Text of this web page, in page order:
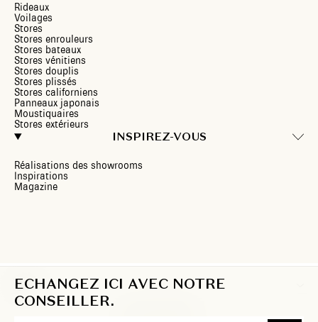
ECHANGEZ ICI AVEC NOTRE
CONSEILLER.
Rideaux
Voilages
Stores
Stores enrouleurs
Stores bateaux
Stores vénitiens
Stores douplis
Stores plissés
Stores californiens
Panneaux japonais
Moustiquaires
Stores extérieurs
INSPIREZ-VOUS
Réalisations des showrooms
Inspirations
Magazine
FR